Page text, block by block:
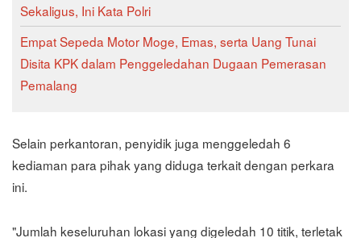
Sekaligus, Ini Kata Polri
Empat Sepeda Motor Moge, Emas, serta Uang Tunai
Disita KPK dalam Penggeledahan Dugaan Pemerasan
Pemalang
Selain perkantoran, penyidik juga menggeledah 6
kediaman para pihak yang diduga terkait dengan perkara
ini.
"Jumlah keseluruhan lokasi yang digeledah 10 titik, terletak